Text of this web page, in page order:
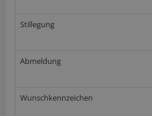
Stillegung
Abmeldung
Wunschkennzeichen